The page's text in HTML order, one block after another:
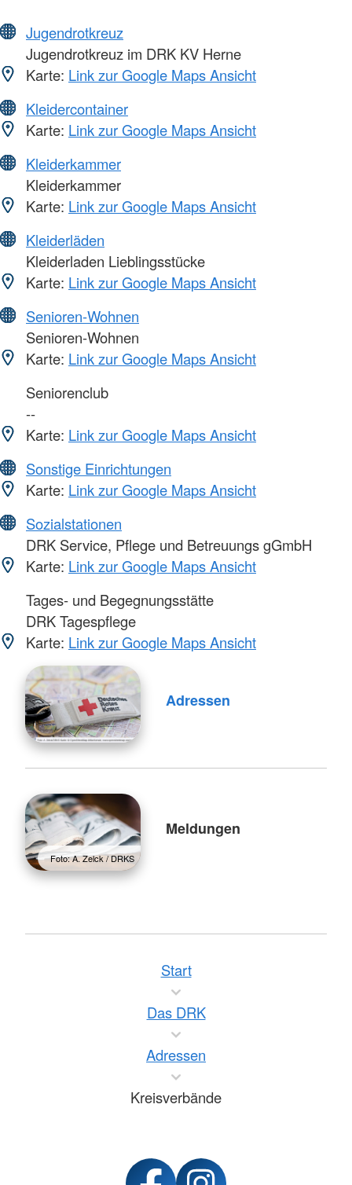
Jugendrotkreuz
Jugendrotkreuz im DRK KV Herne
Karte: Link zur Google Maps Ansicht
Kleidercontainer
Karte: Link zur Google Maps Ansicht
Kleiderkammer
Kleiderkammer
Karte: Link zur Google Maps Ansicht
Kleiderläden
Kleiderladen Lieblingsstücke
Karte: Link zur Google Maps Ansicht
Senioren-Wohnen
Senioren-Wohnen
Karte: Link zur Google Maps Ansicht
Seniorenclub
--
Karte: Link zur Google Maps Ansicht
Sonstige Einrichtungen
Karte: Link zur Google Maps Ansicht
Sozialstationen
DRK Service, Pflege und Betreuungs gGmbH
Karte: Link zur Google Maps Ansicht
Tages- und Begegnungsstätte
DRK Tagespflege
Karte: Link zur Google Maps Ansicht
Adressen
Foto: A. Zelck / DRKS
Meldungen
Start
Das DRK
Adressen
Kreisverbände